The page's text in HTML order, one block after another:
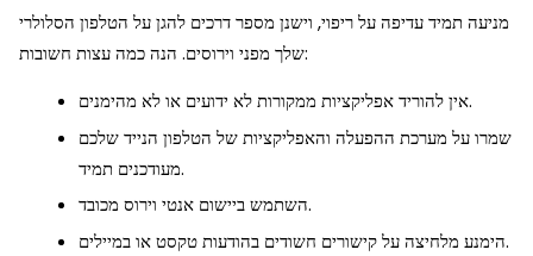
מניעה תמיד עדיפה על ריפוי, וישנן מספר דרכים להגן על הטלפון הסלולרי
שלך מפני וירוסים. הנה כמה עצות חשובות:
אין להוריד אפליקציות ממקורות לא ידועים או לא מהימנים.
שמרו על מערכת ההפעלה והאפליקציות של הטלפון הנייד שלכם
מעודכנים תמיד.
השתמש ביישום אנטי וירוס מכובד.
הימנע מלחיצה על קישורים חשודים בהודעות טקסט או במיילים.